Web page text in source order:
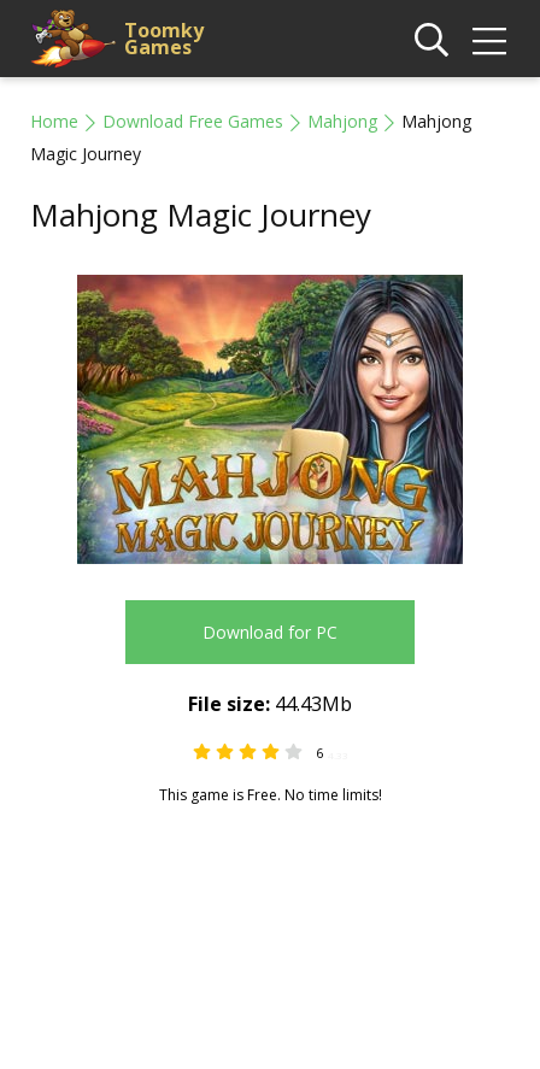
Toomky
Games
Home Download Free Games Mahjong
Mahjong
Magic Journey
Mahjong Magic Journey
Download for PC
6
This game is Free. No time limits!
File size: 44.43Mb